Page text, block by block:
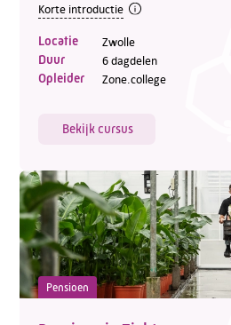
Korte introductie
Locatie Zwolle
Duur 6 dagdelen
Opleider Zone.college
Bekijk cursus
Pensioen